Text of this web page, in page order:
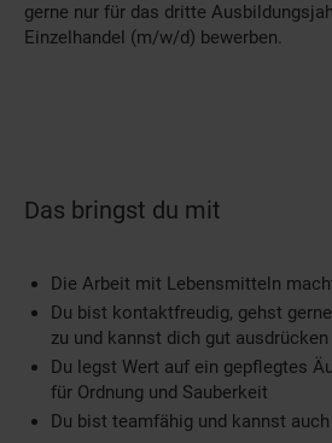
gerne nur für das dritte
Einzelhandel (m/w/d) bewerben.
Das bringst du mit
Die Arbeit mit Lebensmitteln
Du bist kontaktfreudig, gehst
zu und kannst dich gut ausdrücken
Du legst Wert auf ein gepflegtes
für Ordnung und Sauberkeit
Du bist teamfähig und kannst